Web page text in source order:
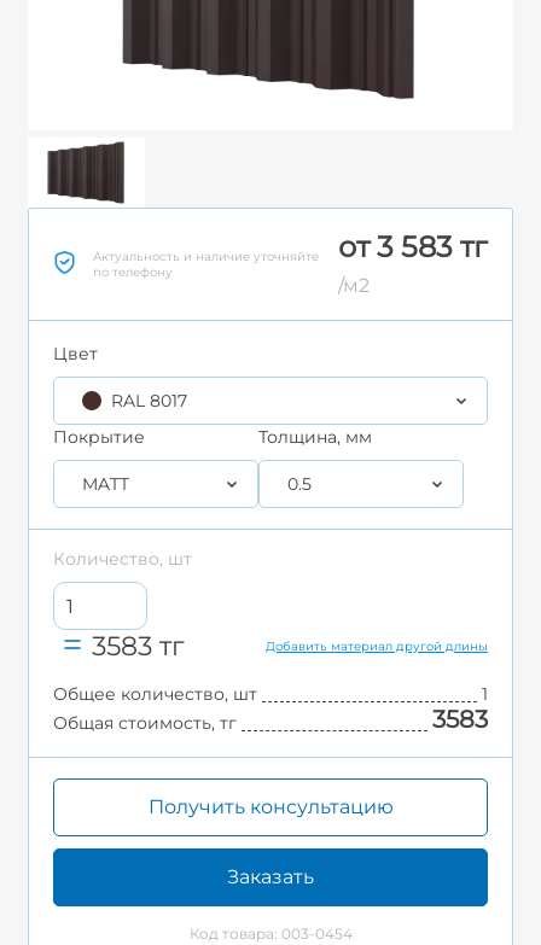
Актуальность и наличие уточняйте
по телефону
от 3 583 тг
/м2
Цвет
RAL 8017
Покрытие
MATT
Толщина, мм
0.5
Количество, шт
3583 тг Добавить материал другой длины
Общее количество, шт
1
Общая стоимость, тг
3583
Получить консультацию
Заказать
Код товара: 003-0454